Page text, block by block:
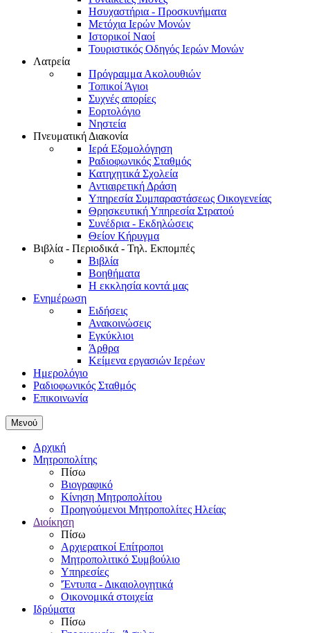
Ησυχαστήρια - Προσκυνήματα
Μετόχια Ιερών Μονών
Ιστορικοί Ναοί
Τουριστικός Οδηγός Ιερών Μονών
Λατρεία
Πρόγραμμα Ακολουθιών
Τοπικοί Άγιοι
Συχνές απορίες
Εορτολόγιο
Νηστεία
Πνευματική Διακονία
Ιερά Εξομολόγηση
Ραδιοφωνικός Σταθμός
Κατηχητικά Σχολεία
Αντιαιρετική Δράση
Υπηρεσία Συμπαραστάσεως Οικογενείας
Θρησκευτική Υπηρεσία Στρατού
Συνέδρια - Εκδηλώσεις
Θείον Κήρυγμα
Βιβλία - Περιοδικά - Τηλ. Εκπομπές
Βιβλία
Βοηθήματα
Η εκκλησία κοντά μας
Ενημέρωση
Ειδήσεις
Ανακοινώσεις
Εγκύκλιοι
Άρθρα
Κείμενα εργασιών Ιερέων
Ημερολόγιο
Ραδιοφωνικός Σταθμός
Επικοινωνία
Μενού
Αρχική
Μητροπολίτης
Πίσω
Βιογραφικό
Κίνηση Μητροπολίτου
Προηγούμενοι Μητροπολίτες Ηλείας
Διοίκηση
Πίσω
Αρχιερατκοί Επίτροποι
Μητροπολιτικό Συμβούλιο
Υπηρεσίες
'Έντυπα - Δικαιολογητικά
Οικονομικά στοιχεία
Ιδρύματα
Πίσω